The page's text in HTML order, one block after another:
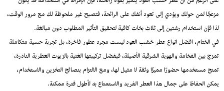
مزعجًا لمن حولك ويؤدي إلى تعود أنفك على الرائحة، فتصبح غير ملحوظة لك مع مرور الوقت،
لذا فإن استخدام رشتين إلى ثلاث بخات كافية لتحقيق التأثير المطلوب دون مبالغة.
في الختام، افضل انواع عطر خشب العود ليست مجرد عطور فاخرة، بل تجربة حسية متكاملة
تمزج بين الفخامة والهوية الشرقية الأصيلة، فبفضل تركيبتها الغنية بالزيوت العطرية النادرة،
تمنح مستخدمها حضورًا مميزًا وثقة لا مثيل لها، ومع الالتزام بنصائح التخزين والاستخدام،
يمكن الحفاظ على جمال هذا العطر الفريد والاستمتاع به لأطول فترة ممكنة.